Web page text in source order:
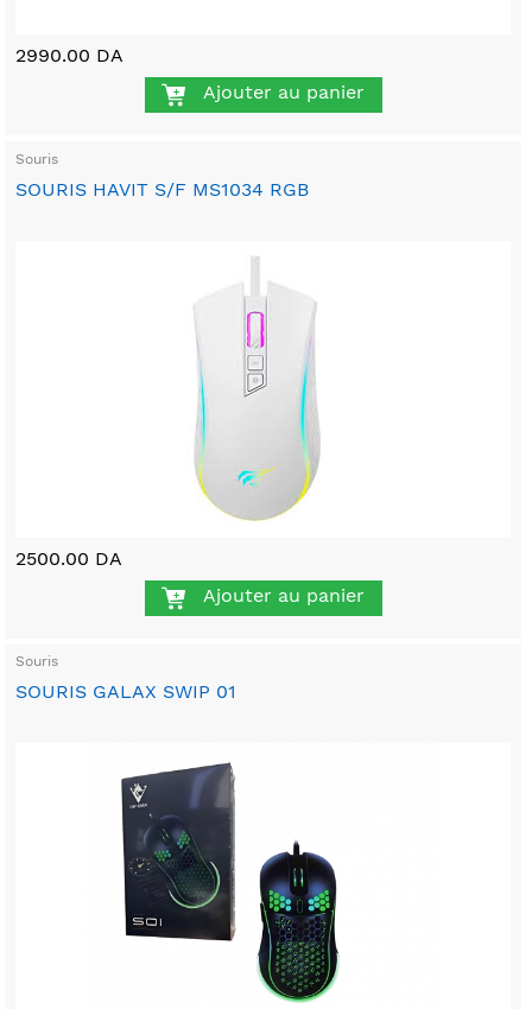
2990.00 DA
Ajouter au panier
Souris
SOURIS HAVIT S/F MS1034 RGB
2500.00 DA
Ajouter au panier
Souris
SOURIS GALAX SWIP 01